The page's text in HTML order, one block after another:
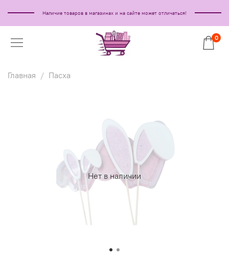
Наличие товаров в магазинах и на сайте может отличаться!
0
Главная Пасха
Нет в наличии